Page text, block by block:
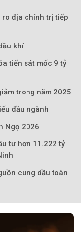
Theo
ro địa chính trị tiếp
khí
tiến sát mốc 9 tỷ
trong năm 2025
đầu ngành
Ngọ 2026
tư hơn 11.222 tỷ
cung dầu toàn